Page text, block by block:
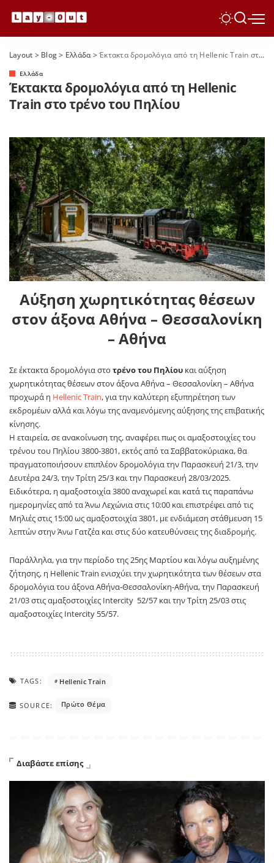
Layout > Blog> Ελλάδα>Έκτακτα δρομολόγια από τη Hellenic Train στο τρένο του Πηλίου
Ελλάδα
Έκτακτα δρομολόγια από τη Hellenic
Train στο τρένο του Πηλίου
Αύξηση χωρητικότητας θέσεων
στον άξονα Αθήνα – Θεσσαλονίκη
– Αθήνα
Σε έκτακτα δρομολόγια στο τρένο του Πηλίου και αύξηση
χωρητικότητας θέσεων στον άξονα Αθήνα – Θεσσαλονίκη – Αθήνα
προχωρά η Hellenic Train, για την καλύτερη εξυπηρέτηση των
εκδρομέων αλλά και λόγω της αναμενόμενης αύξησης της επιβατικής
κίνησης.
Η εταιρεία, σε ανακοίνωση της, αναφέρει πως οι αμαξοστοιχίες του
τρένου του Πηλίου 3800-3801, εκτός από τα Σαββατοκύριακα, θα
πραγματοποιήσουν επιπλέον δρομολόγια την Παρασκευή 21/3, την
Δευτέρα 24/3, την Τρίτη 25/3 και την Παρασκευή 28/03/2025.
Ειδικότερα, η αμαξοστοιχία 3800 αναχωρεί και κατά τις παραπάνω
ημερομηνίες από τα Άνω Λεχώνια στις 10:00 και επιστρέφει από τις
Μηλιές στις 15:00 ως αμαξοστοιχία 3801, με ενδιάμεση στάθμευση 15
λεπτών στην Άνω Γατζέα και στις δύο κατευθύνσεις της διαδρομής.
Παράλληλα, για την περίοδο της 25ης Μαρτίου και λόγω αυξημένης
ζήτησης, η Hellenic Train ενισχύει την χωρητικότητα των θέσεων στα
δρομολόγια του άξονα Αθήνα-Θεσσαλονίκη-Αθήνα, την Παρασκευή
21/03 στις αμαξοστοιχίες Intercity 52/57 και την Τρίτη 25/03 στις
αμαξοστοιχίες Intercity 55/57.
TAGS: Hellenic Train
SOURCE: Πρώτο Θέμα
Διαβάστε επίσης